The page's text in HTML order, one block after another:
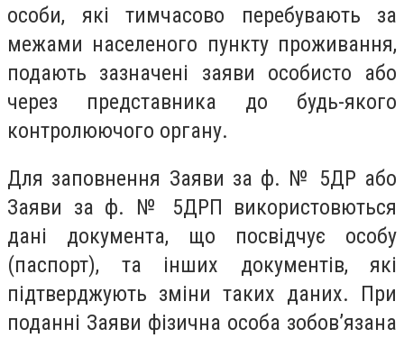
особи, які тимчасово перебувають за
межами населеного пункту проживання,
подають зазначені заяви особисто або
через представника до будь-якого
контролюючого органу.
Для заповнення Заяви за ф. № 5ДР або
Заяви за ф. № 5ДРП використовються
дані документа, що посвідчує особу
(паспорт), та інших документів, які
підтверджують зміни таких даних. При
поданні Заяви фізична особа зобов’язана